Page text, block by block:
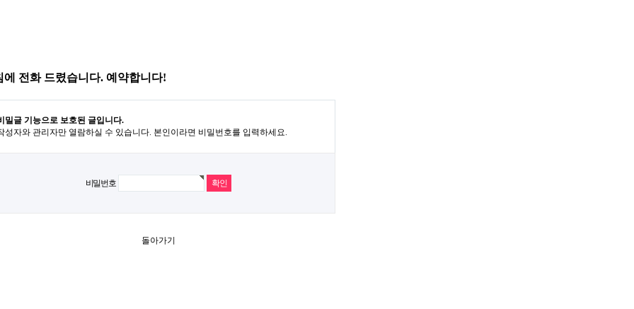
에 전화 드렸습니다. 예약합니다!
밀글 기능으로 보호된 글입니다.
성자와 관리자만 열람하실 수 있습니다. 본인이라면 비밀번호를 입력하세요.
비밀번호
돌아가기